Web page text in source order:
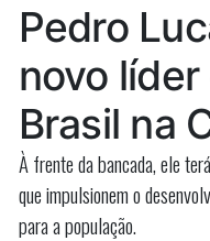
Pedro
novo
Brasil na
À frente da bancada, ele
que impulsionem o
para a população.